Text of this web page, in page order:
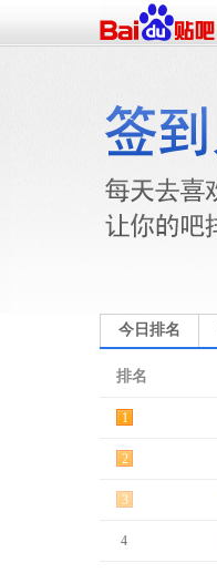
今日排名
排名
1
2
3
4